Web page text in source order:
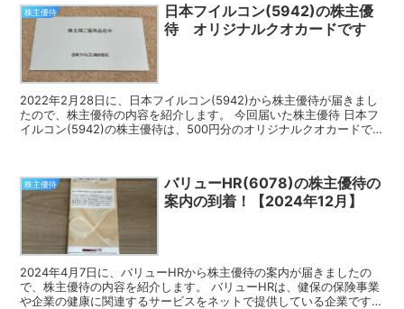
株主優待
日本フイルコン(5942)の株主優
待 オリジナルクオカードです
2022年2月28日に、日本フイルコン(5942)から株主優待が届きまし
たので、株主優待の内容を紹介します。 今回届いた株主優待 日本フ
イルコン(5942)の株主優待は、500円分のオリジナルクオカードで
株主優待
バリューHR(6078)の株主優待の
案内の到着！【2024年12月】
2024年4月7日に、バリューHRから株主優待の案内が届きましたの
で、株主優待の内容を紹介します。 バリューHRは、健保の保険事業
や企業の健康に関連するサービスをネットで提供している企業です。